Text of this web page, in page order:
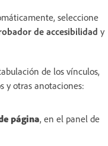
seleccione
de accesibilidad y
de los vínculos,
y otras anotaciones:
página, en el panel de